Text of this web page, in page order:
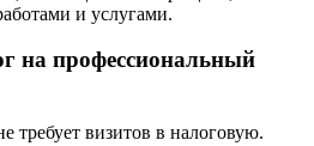
и услугами.
на профессиональный
требует визитов в налоговую.